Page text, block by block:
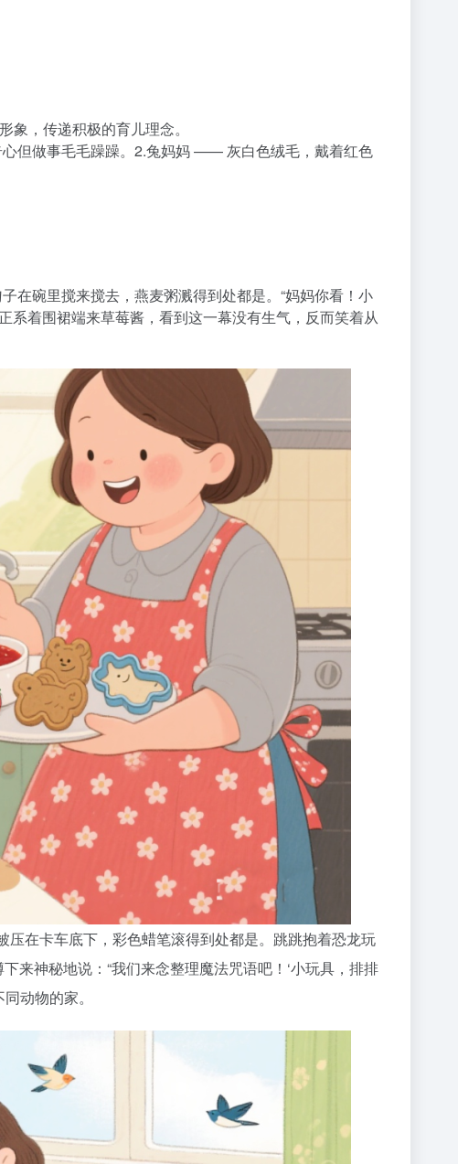
，传递积极的育儿理念。
但做事毛毛躁躁。2.兔妈妈 —— 灰白色绒毛，戴着红色
在碗里搅来搅去，燕麦粥溅得到处都是。“妈妈你看！小
系着围裙端来草莓酱，看到这一幕没有生气，反而笑着从
在卡车底下，彩色蜡笔滚得到处都是。跳跳抱着恐龙玩
来神秘地说：“我们来念整理魔法咒语吧！‘小玩具，排排
动物的家。